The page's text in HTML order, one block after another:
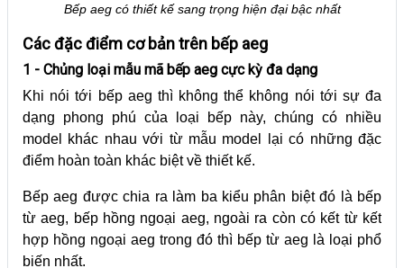
Bếp aeg có thiết kế sang trọng hiện đại bậc nhất
Các đặc điểm cơ bản trên bếp aeg
1 - Chủng loại mẫu mã bếp aeg cực kỳ đa dạng
Khi nói tới bếp aeg thì không thể không nói tới sự đa
dạng phong phú của loại bếp này, chúng có nhiều
model khác nhau với từ mẫu model lại có những đặc
điểm hoàn toàn khác biệt về thiết kế.
Bếp aeg được chia ra làm ba kiểu phân biệt đó là bếp
từ aeg, bếp hồng ngoại aeg, ngoài ra còn có kết từ kết
hợp hồng ngoại aeg trong đó thì bếp từ aeg là loại phổ
biến nhất.